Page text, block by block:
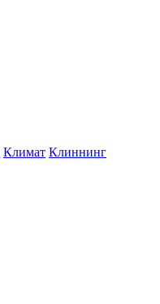
Климат Клиннинг